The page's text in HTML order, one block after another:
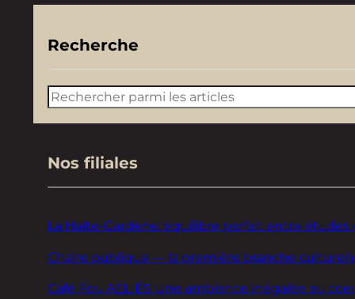
Recherche
Rechercher
Nos filiales
La Halte-Garderie: équilibre parfait entre
Chaire publique — la première branche culturelle
Café Fou AELIÉS Une ambiance inégalée au